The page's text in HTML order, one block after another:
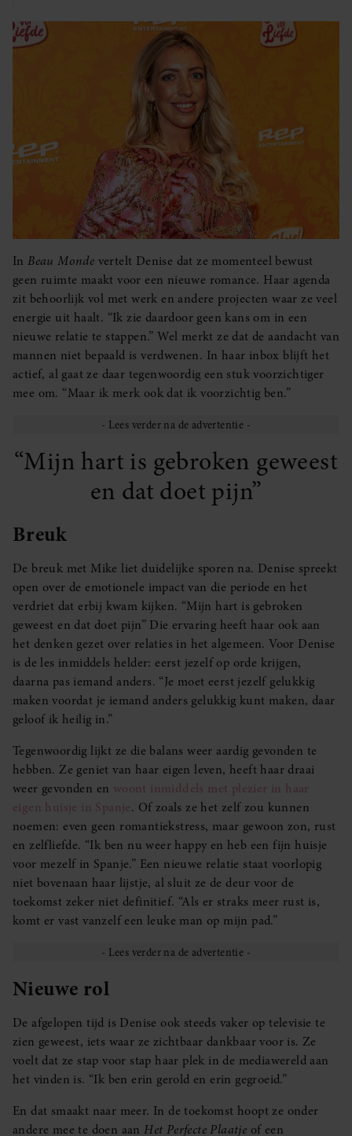
InBeau Monde vertelt Denise dat ze momenteel bewust
geen ruimte maakt voor een nieuwe romance. Haar agenda
zit behoorlijk vol met werk en andere projecten waar ze veel
energie uit haalt. “Ik zie daardoor geen kans om in een
nieuwe relatie te stappen.” Wel merkt ze dat de aandacht van
mannen niet bepaald is verdwenen. In haar inbox blijft het
actief, al gaat ze daar tegenwoordig een stuk voorzichtiger
mee om. “Maar ik merk ook dat ik voorzichtig ben.”
“Mijn hart is gebroken geweest
en dat doet pijn”
Breuk
De breuk met Mike liet duidelijke sporen na. Denise spreekt
open over de emotionele impact van die periode en het
verdriet dat erbij kwam kijken. “Mijn hart is gebroken
geweest en dat doet pijn” Die ervaring heeft haar ook aan
het denken gezet over relaties in het algemeen. Voor Denise
is de les inmiddels helder: eerst jezelf op orde krijgen,
daarna pas iemand anders. “Je moet eerst jezelf gelukkig
maken voordat je iemand anders gelukkig kunt maken, daar
geloof ik heilig in.”
Tegenwoordig lijkt ze die balans weer aardig gevonden te
hebben. Ze geniet van haar eigen leven, heeft haar draai
weer gevonden en woont inmiddels met plezier in haar
eigen huisje in Spanje. Of zoals ze het zelf zou kunnen
noemen: even geen romantiekstress, maar gewoon zon, rust
en zelfliefde. “Ik ben nu weer happy en heb een fijn huisje
voor mezelf in Spanje.” Een nieuwe relatie staat voorlopig
niet bovenaan haar lijstje, al sluit ze de deur voor de
toekomst zeker niet definitief. “Als er straks meer rust is,
komt er vast vanzelf een leuke man op mijn pad.”
Nieuwe rol
De afgelopen tijd is Denise ook steeds vaker op televisie te
zien geweest, iets waar ze zichtbaar dankbaar voor is. Ze
voelt dat ze stap voor stap haar plek in de mediawereld aan
het vinden is. “Ik ben erin gerold en erin gegroeid.”
En dat smaakt naar meer. In de toekomst hoopt ze onder
andere mee te doen aan Het Perfecte Plaatje of een